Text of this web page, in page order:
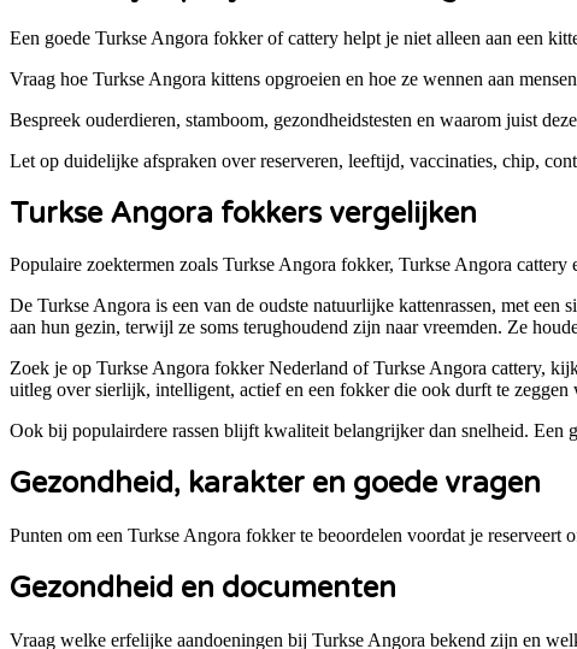
Een goede Turkse Angora fokker of cattery helpt je niet alleen aan een
Vraag hoe Turkse Angora kittens opgroeien en hoe ze wennen aan
Bespreek ouderdieren, stamboom, gezondheidstesten en waarom juist
Let op duidelijke afspraken over reserveren, leeftijd, vaccinaties, chip,
Turkse Angora fokkers vergelijken
Populaire zoektermen zoals Turkse Angora fokker, Turkse Angora cattery
De Turkse Angora is een van de oudste natuurlijke kattenrassen, met
aan hun gezin, terwijl ze soms terughoudend zijn naar vreemden. Ze
Zoek je op Turkse Angora fokker Nederland of Turkse Angora cattery,
uitleg over sierlijk, intelligent, actief en een fokker die ook durft te zeggen
Ook bij populairdere rassen blijft kwaliteit belangrijker dan snelheid. Een
Gezondheid, karakter en goede vragen
Punten om een Turkse Angora fokker te beoordelen voordat je reserveert
Gezondheid en documenten
Vraag welke erfelijke aandoeningen bij Turkse Angora bekend zijn en